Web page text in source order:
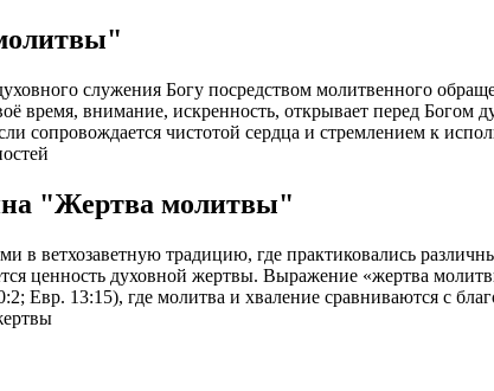
служения Богу посредством молитвенного
время, внимание, искренность, открывает перед Богом
сопровождается чистотой сердца и стремлением к
"Жертва молитвы"
в ветхозаветную традицию, где практиковались
ценность духовной жертвы. Выражение «жертва
Евр. 13:15), где молитва и хваление сравниваются с